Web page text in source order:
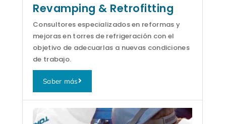
Revamping & Retrofitting
Consultores especializados en reformas y
mejoras en torres de refrigeración con el
objetivo de adecuarlas a nuevas condiciones
de trabajo.
Saber más